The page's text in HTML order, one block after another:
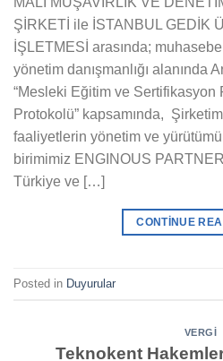
ŞİRKETİ ile İSTANBUL GEDİK
İŞLETMESİ arasında;
yönetim danışmanlığı alanında
“Mesleki Eğitim ve Sertifikasyon
Protokolü” kapsamında,
faaliyetlerin yönetim ve
birimimiz ENGINOUS
Türkiye ve […]
CONTINUE
Posted in Duyurular
VERGI
Teknokent